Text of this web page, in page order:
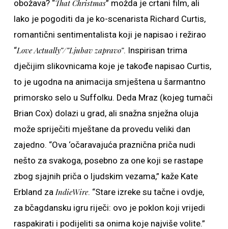
obožava? “That Christmas” možda je crtani film, ali
lako je pogoditi da je ko-scenarista Richard Curtis,
romantični sentimentalista koji je napisao i režirao
“Love Actually”/”Ljubav zapravo”. Inspirisan trima
dječijim slikovnicama koje je takođe napisao Curtis,
to je ugodna na animacija smještena u šarmantno
primorsko selo u Suffolku. Deda Mraz (kojeg tumači
Brian Cox) dolazi u grad, ali snažna snježna oluja
može spriječiti mještane da provedu veliki dan
zajedno. “Ova ‘očaravajuća praznična priča nudi
nešto za svakoga, posebno za one koji se rastape
zbog sjajnih priča o ljudskim vezama,” kaže Kate
Erbland za IndieWire. “Stare izreke su tačne i ovdje,
za bčagdansku igru riječi: ovo je poklon koji vrijedi
raspakirati i podijeliti sa onima koje najviše volite.”